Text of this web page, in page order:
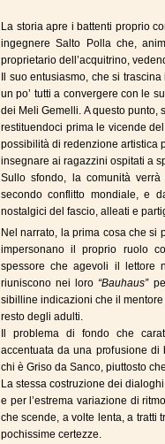
La storia apre i battenti proprio
ingegnere Salto Polla che,
proprietario dell’acquitrino,
Il suo entusiasmo, che si
un po’ tutti a convergere con le
dei Meli Gemelli. A questo
restituendoci prima le vicende
possibilità di redenzione artistica
insegnare ai ragazzini ospitati a
Sullo sfondo, la comunità
secondo conflitto mondiale, e
nostalgici del fascio, alleati e
Nel narrato, la prima cosa che si
impersonano il proprio ruolo
spessore che agevoli il lettore
riuniscono nei loro “Bauhaus”
sibilline indicazioni che il
resto degli adulti.
Il problema di fondo che
accentuata da una profusione di
chi è Griso da Sanco, piuttosto
La stessa costruzione dei
e per l’estrema variazione di
che scende, a volte lenta, a tratti
pochissime certezze.